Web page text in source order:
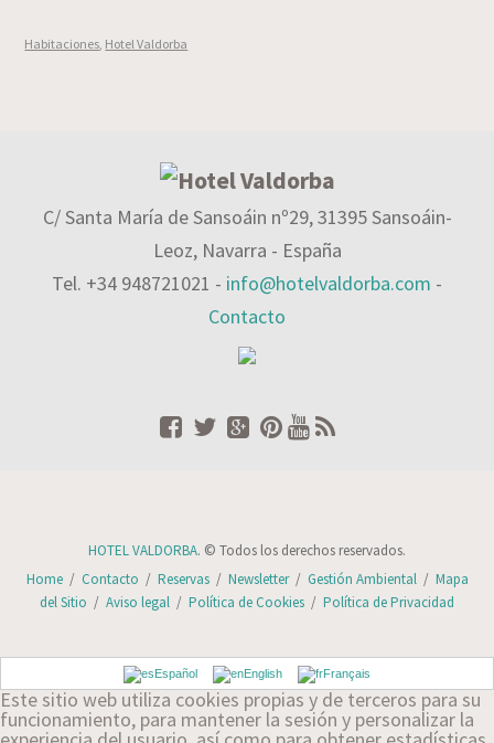
Habitaciones, Hotel Valdorba
C/ Santa María de Sansoáin nº29, 31395 Sansoáin-
Leoz, Navarra - España
Tel. +34 948721021 - info@hotelvaldorba.com -
Contacto
HOTEL VALDORBA. © Todos los derechos reservados.
Home/ Contacto / Reservas/ Newsletter/ Gestión Ambiental/ Mapa
del Sitio / Aviso legal / Política de Cookies / Política de Privacidad
Español English Français
Este sitio web utiliza cookies propias y de terceros para su
funcionamiento, para mantener la sesión y personalizar la